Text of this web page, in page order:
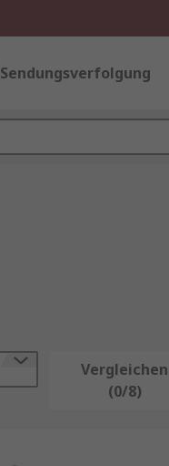
Sendungsverfolgung
Vergleichen
(0/8)